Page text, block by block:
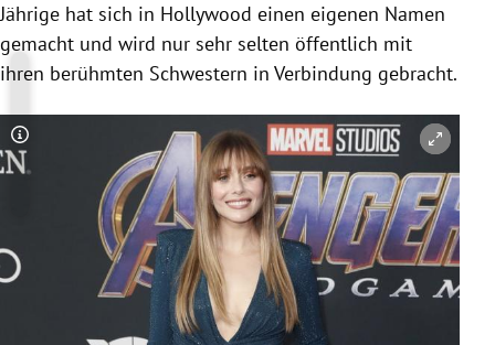
Jährige hat sich in Hollywood einen eigenen Namen
gemacht und wird nur sehr selten öffentlich mit
ihren berühmten Schwestern in Verbindung gebracht.
Copyright-Hinweis öffnen/schließen